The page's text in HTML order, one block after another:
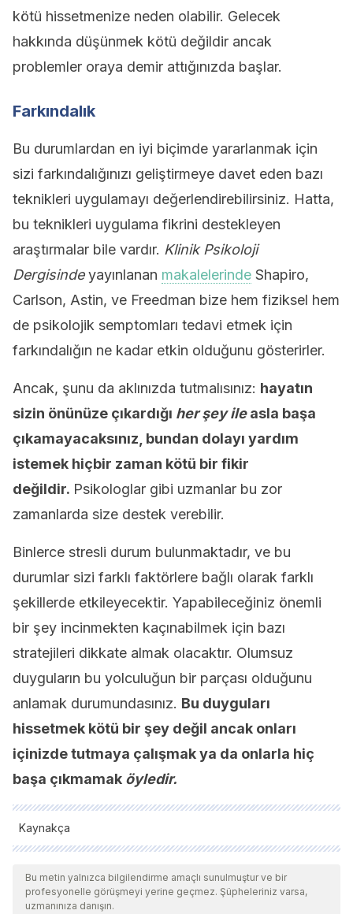
kötü hissetmenize neden olabilir. Gelecek
hakkında düşünmek kötü değildir ancak
problemler oraya demir attığınızda başlar.
Farkındalık
Bu durumlardan en iyi biçimde yararlanmak için
sizi farkındalığınızı geliştirmeye davet eden bazı
teknikleri uygulamayı değerlendirebilirsiniz. Hatta,
bu teknikleri uygulama fikrini destekleyen
araştırmalar bile vardır. Klinik Psikoloji
Dergisindeyayınlanan makalelerinde Shapiro,
Carlson, Astin, ve Freedman bize hem fiziksel hem
de psikolojik semptomları tedavi etmek için
farkındalığın ne kadar etkin olduğunu gösterirler.
Ancak, şunu da aklınızda tutmalısınız: hayatın
sizin önünüze çıkardığı her şey ileasla başa
çıkamayacaksınız, bundan dolayı yardım
istemek hiçbir zaman kötü bir fikir
değildir. Psikologlar gibi uzmanlar bu zor
zamanlarda size destek verebilir.
Binlerce stresli durum bulunmaktadır, ve bu
durumlar sizi farklı faktörlere bağlı olarak farklı
şekillerde etkileyecektir. Yapabileceğiniz önemli
bir şey incinmekten kaçınabilmek için bazı
stratejileri dikkate almak olacaktır. Olumsuz
duyguların bu yolculuğun bir parçası olduğunu
anlamak durumundasınız. Bu duyguları
hissetmek kötü bir şey değil ancak onları
içinizde tutmaya çalışmak ya da onlarla hiç
başa çıkmamak öyledir.
Kaynakça
Tüm alıntı yapılan kaynaklar, kalitelerini, güvenilirliklerini,
güncelliklerini ve geçerliliklerini sağlamak için ekibimiz
tarafından derinlemesine incelendi. Bu makalenin bibliyografisi
Bu metin yalnızca bilgilendirme amaçlı sunulmuştur ve bir
profesyonelle görüşmeyi yerine geçmez. Şüpheleriniz varsa,
uzmanınıza danışın.